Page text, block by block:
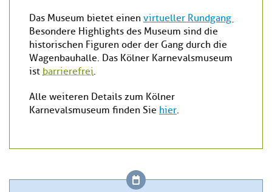
Das Museum bietet einen virtueller Rundgang
Besondere Highlights des Museum sind die
historischen Figuren oder der Gang durch die
Wagenbauhalle. Das Kölner Karnevalsmuseum
ist barrierefrei.
Alle weiteren Details zum Kölner
Karnevalsmuseum finden Sie hier.